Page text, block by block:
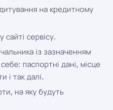
на кредитному
сайті сервісу.
із зазначенням
паспортні дані, місце
і так далі.
на яку будуть